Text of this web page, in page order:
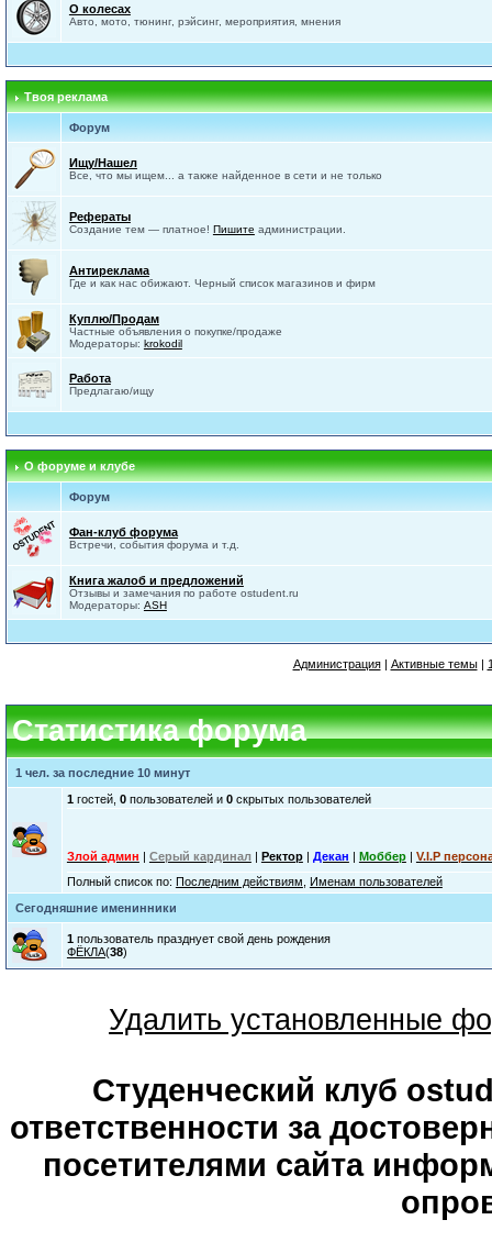
О колесах
Авто, мото, тюнинг, рэйсинг, мероприятия, мнения
Твоя реклама
Форум
Ищу/Нашел
Все, что мы ищем... а также найденное в сети и не только
Рефераты
Создание тем — платное! Пишите администрации.
Антиреклама
Где и как нас обижают. Черный список магазинов и фирм
Куплю/Продам
Частные объявления о покупке/продаже
Модераторы: krokodil
Работа
Предлагаю/ищу
О форуме и клубе
Форум
Фан-клуб форума
Встречи, события форума и т.д.
Книга жалоб и предложений
Отзывы и замечания по работе ostudent.ru
Модераторы: ASH
Администрация| Активные темы|
Статистика форума
1 чел. за последние 10 минут
1гостей, 0пользователей и 0скрытых пользователей
Злой админ | Серый кардинал| Ректор| Декан | Моббер| V.I.P
Полный список по: Последним действиям Именам пользователей
Сегодняшние именинники
1пользователь празднует свой день рождения
ФЁКЛА(38)
Удалить установленные
Студенческий клуб
ответственности за
посетителями сайта